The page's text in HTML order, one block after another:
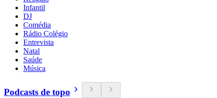
Infantil
DJ
Comédia
Rádio Colégio
Entrevista
Natal
Saúde
Música
Podcasts de topo